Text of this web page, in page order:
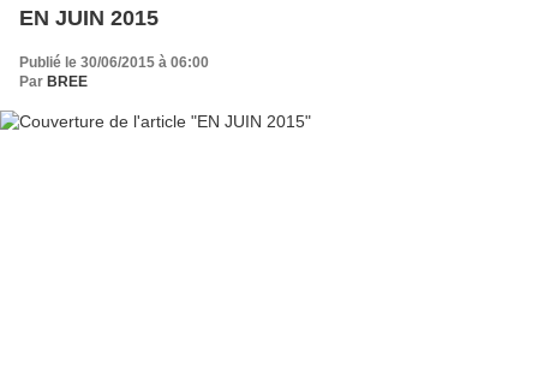
EN JUIN 2015
Publié le 30/06/2015 à 06:00
Par BREE